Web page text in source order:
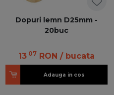
Dopuri lemn D25mm -
20buc
13 07 RON / bucata
Adauga in cos